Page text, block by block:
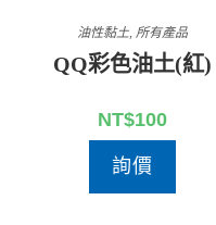
油性黏土, 所有產品
QQ彩色油土(紅)
NT$100
詢價